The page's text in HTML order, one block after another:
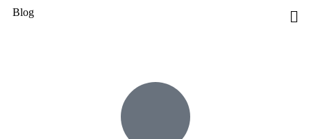
Blog
Adventure Plus+